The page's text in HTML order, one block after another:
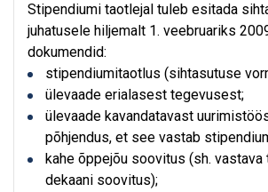
Stipendiumi taotlejal tuleb esitada
juhatusele hiljemalt 1. veebruariks
dokumendid:
stipendiumitaotlus (sihtasutuse
ülevaade erialasest tegevusest;
ülevaade kavandatavast
põhjendus, et see vastab
kahe õppejõu soovitus (sh. vastava
dekaani soovitus);